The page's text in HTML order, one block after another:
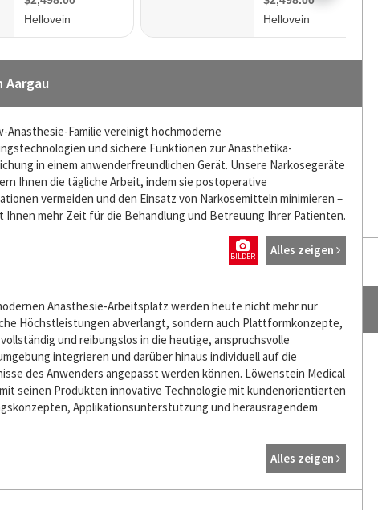
Aargau
Anästhesie-Familie vereinigt hochmoderne
und sichere Funktionen zur Anästhetika-
in einem anwenderfreundlichen Gerät. Unsere Narkosegeräte
Ihnen die tägliche Arbeit, indem sie postoperative
vermeiden und den Einsatz von Narkosemitteln minimieren –
Ihnen mehr Zeit für die Behandlung und Betreuung Ihrer Patienten.
Alles zeigen
BILDER
Anästhesie-Arbeitsplatz werden heute nicht mehr nur
Höchstleistungen abverlangt, sondern auch Plattformkonzepte,
und reibungslos in die heutige, anspruchsvolle
integrieren und darüber hinaus individuell auf die
des Anwenders angepasst werden können. Löwenstein Medical
seinen Produkten innovative Technologie mit kundenorientierten
Applikationsunterstützung und herausragendem
Alles zeigen